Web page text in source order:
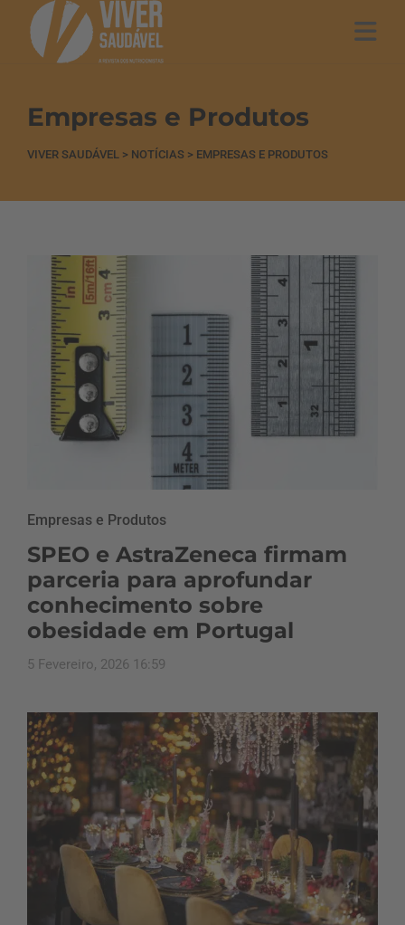
Empresas e Produtos
VIVER SAUDÁVEL > NOTÍCIAS > EMPRESAS E PRODUTOS
Empresas e Produtos
SPEO e AstraZeneca firmam
parceria para aprofundar
conhecimento sobre
obesidade em Portugal
5 Fevereiro, 2026 16:59